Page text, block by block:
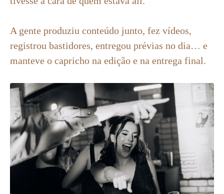
A gente produziu conteúdo junto, fez vídeos,
registrou bastidores, entregou prévias no dia… e
manteve o capricho na edição e na entrega final.